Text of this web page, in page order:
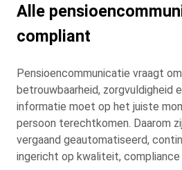
Alle
compliant
Pensioencommunicatie vraagt
betrouwbaarheid, zorgvuldigheid
informatie moet op het juiste
persoon terechtkomen. Daarom
vergaand geautomatiseerd,
ingericht op kwaliteit,